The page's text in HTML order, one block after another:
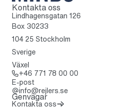
Till startsidan
Kontakta oss
Lindhagensgatan 126
Box 30233
104 25 Stockholm
Sverige
Växel
+46 771 78 00 00
E-post
info@rejlers.se
Genvägar
Kontakta oss